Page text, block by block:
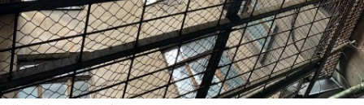
Адрес:
Телефон: